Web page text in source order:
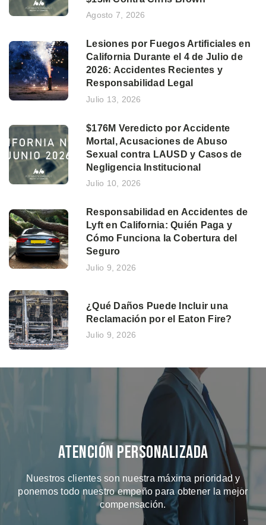
Agosto 7, 2026
Lesiones por Fuegos Artificiales en
California Durante el 4 de Julio de
2026: Accidentes Recientes y
Responsabilidad Legal
Julio 13, 2026
$176M Veredicto por Accidente
Mortal, Acusaciones de Abuso
Sexual contra LAUSD y Casos de
Negligencia Institucional
Julio 10, 2026
Responsabilidad en Accidentes de
Lyft en California: Quién Paga y
Cómo Funciona la Cobertura del
Seguro
Julio 9, 2026
¿Qué Daños Puede Incluir una
Reclamación por el Eaton Fire?
Julio 9, 2026
Atención Personalizada
Nuestros clientes son nuestra máxima prioridad y
ponemos todo nuestro empeño para obtener la mejor
compensación.